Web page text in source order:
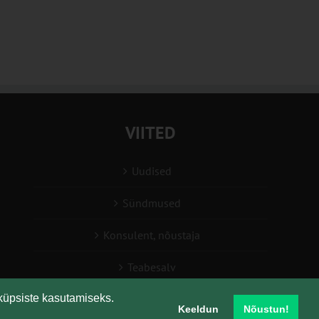
kasutamiseks.
Keeldun Nõustun!
VIITED
Uudised
Sündmused
Konsulent, nõustaja
Teabesalv
Liitu uudiskirjaga